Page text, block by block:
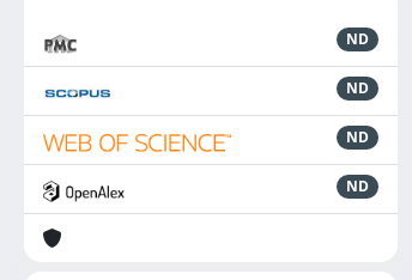
ND
ND
ND
ND